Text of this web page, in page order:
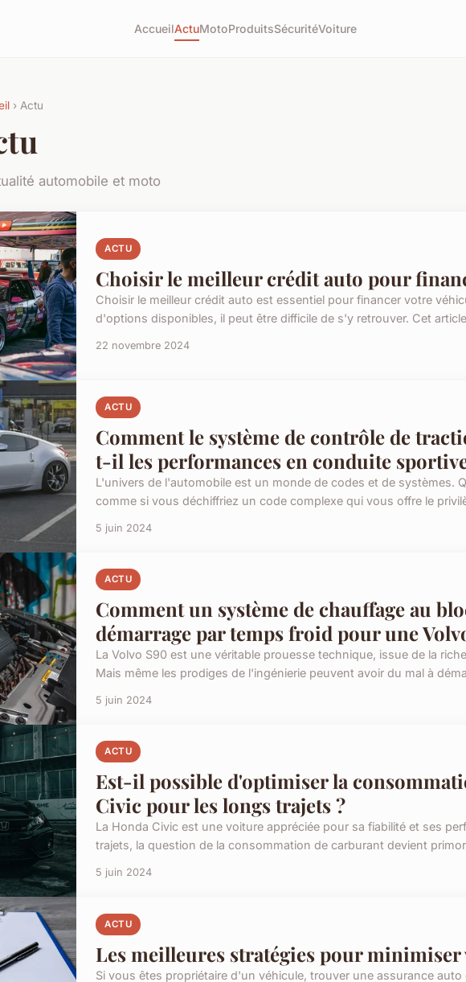
AccueilActuMotoProduitsSécuritéVoiture
› Actu
automobile et moto
ACTU
Choisir le meilleur crédit auto pour
Choisir le meilleur crédit auto est essentiel pour financer votre
d'options disponibles, il peut être difficile de s'y retrouver. Cet
22 novembre 2024
ACTU
Comment le système de contrôle de
t-il les performances en conduite
L'univers de l'automobile est un monde de codes et de systèmes.
comme si vous déchiffriez un code complexe qui vous offre le
5 juin 2024
ACTU
Comment un système de chauffage au
démarrage par temps froid pour une
La Volvo S90 est une véritable prouesse technique, issue de la
Mais même les prodiges de l'ingénierie peuvent avoir du mal à
5 juin 2024
ACTU
Est-il possible d'optimiser la
Civic pour les longs trajets ?
La Honda Civic est une voiture appréciée pour sa fiabilité et ses
trajets, la question de la consommation de carburant devient
5 juin 2024
ACTU
Les meilleures stratégies pour minimiser
Si vous êtes propriétaire d'un véhicule, trouver une assurance